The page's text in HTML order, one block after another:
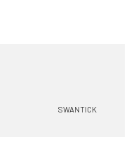
SWANTICK